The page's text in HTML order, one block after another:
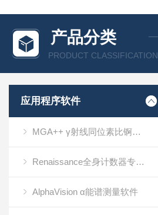
产品分类
PRODUCT CLASSIFICATION
应用程序软件
MGA++ γ射线同位素比锕系元素分析
Renaissance全身计数器专用软件
AlphaVision α能谱测量软件